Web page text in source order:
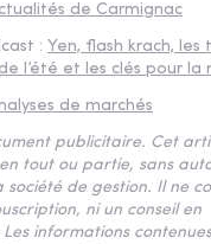
de Carmignac
: Yen, flash krach, les
l’été et les clés pour la
de marchés
publicitaire. Cet
tout ou partie, sans
de gestion. Il ne
ni un conseil en
Les informations